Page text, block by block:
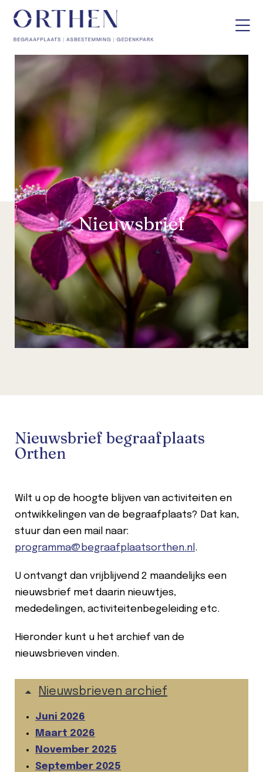
Nieuwsbrief
Nieuwsbrief begraafplaats
Orthen
Wilt u op de hoogte blijven van activiteiten en
ontwikkelingen van de begraafplaats? Dat kan,
stuur dan een mail naar:
programma@begraafplaatsorthen.nl .
U ontvangt dan vrijblijvend 2 maandelijks een
nieuwsbrief met daarin nieuwtjes,
mededelingen, activiteitenbegeleiding etc.
Hieronder kunt u het archief van de
nieuwsbrieven vinden.
Nieuwsbrieven archief
Juni 2026
Maart 2026
November 2025
September 2025